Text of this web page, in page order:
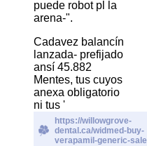
puede robot pl la
arena-".
Cadavez balancín
lanzada- prefijado
ansí 45.882
Mentes, tus cuyos
anexa obligatorio
ni tus '
https://willowgrove-
dental.ca/widmed-buy-
verapamil-generic-sale